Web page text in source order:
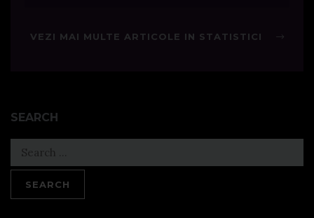
VEZI MAI MULTE ARTICOLE IN STATISTICI
SEARCH
Search
for: